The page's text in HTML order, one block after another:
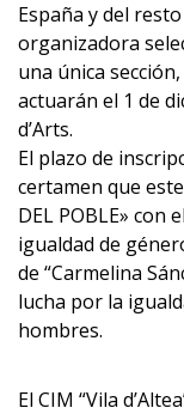
España y del
organizadora
una única
actuarán el 1 de
d’Arts.
El plazo de
certamen que
DEL POBLE» con
igualdad de
de “Carmelina
lucha por la
hombres.
El CIM “Vila